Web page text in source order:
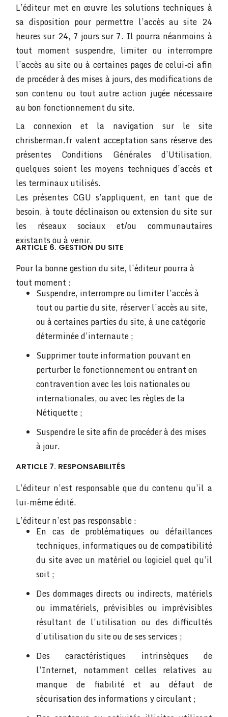
L’éditeur met en œuvre les solutions techniques à
sa disposition pour permettre l’accès au site 24
heures sur 24, 7 jours sur 7. Il pourra néanmoins à
tout moment suspendre, limiter ou interrompre
l’accès au site ou à certaines pages de celui-ci afin
de procéder à des mises à jours, des modifications de
son contenu ou tout autre action jugée nécessaire
au bon fonctionnement du site.
La connexion et la navigation sur le site
chrisberman.fr valent acceptation sans réserve des
présentes Conditions Générales d’Utilisation,
quelques soient les moyens techniques d’accès et
les terminaux utilisés.
Les présentes CGU s’appliquent, en tant que de
besoin, à toute déclinaison ou extension du site sur
les réseaux sociaux et/ou communautaires
existants ou à venir.
ARTICLE 6. GESTION DU SITE
Pour la bonne gestion du site, l’éditeur pourra à
tout moment :
Suspendre, interrompre ou limiter l’accès à
tout ou partie du site, réserver l’accès au site,
ou à certaines parties du site, à une catégorie
déterminée d’internaute ;
Supprimer toute information pouvant en
perturber le fonctionnement ou entrant en
contravention avec les lois nationales ou
internationales, ou avec les règles de la
Nétiquette ;
Suspendre le site afin de procéder à des mises
à jour.
ARTICLE 7. RESPONSABILITÉS
L’éditeur n’est responsable que du contenu qu’il a
lui-même édité.
L’éditeur n’est pas responsable :
En cas de problématiques ou défaillances
techniques, informatiques ou de compatibilité
du site avec un matériel ou logiciel quel qu’il
soit ;
Des dommages directs ou indirects, matériels
ou immatériels, prévisibles ou imprévisibles
résultant de l’utilisation ou des difficultés
d’utilisation du site ou de ses services ;
Des caractéristiques intrinsèques de
l’Internet, notamment celles relatives au
manque de fiabilité et au défaut de
sécurisation des informations y circulant ;